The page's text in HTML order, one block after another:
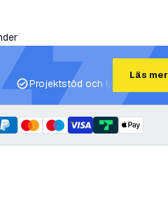
Projektstöd och ljusplaner
Läs mer